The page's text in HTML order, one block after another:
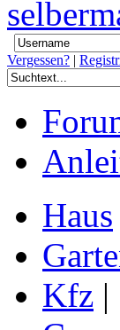
Vergessen? |
Haus
Kfz |